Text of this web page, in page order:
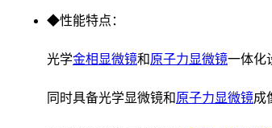
◆性能特点：
光学金相显微镜和原子力显微镜一体化
同时具备光学显微镜和原子力显微镜成